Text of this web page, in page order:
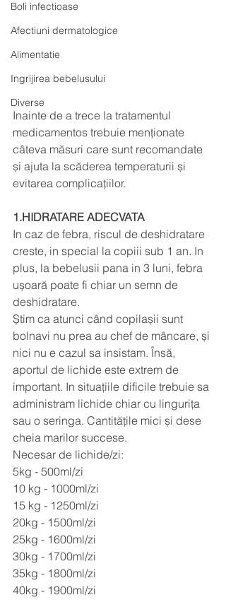
Boli infectioase
Afectiuni dermatologice
Alimentatie
Ingrijirea bebelusului
Diverse
Inainte de a trece la tratamentul
medicamentos trebuie menționate
câteva măsuri care sunt recomandate
și ajuta la scăderea temperaturii și
evitarea complicațiilor.
1.HIDRATARE ADECVATA
In caz de febra, riscul de deshidratare
creste, in special la copiii sub 1 an. In
plus, la bebelusii pana in 3 luni, febra
ușoară poate fi chiar un semn de
deshidratare.
Știm ca atunci când copilașii sunt
bolnavi nu prea au chef de mâncare, și
nici nu e cazul sa insistam. Însă,
aportul de lichide este extrem de
important. In situațiile dificile trebuie sa
administram lichide chiar cu lingurița
sau o seringa. Cantitățile mici și dese
cheia marilor succese.
Necesar de lichide/zi:
5kg - 500ml/zi
10 kg - 1000ml/zi
15 kg - 1250ml/zi
20kg - 1500ml/zi
25kg - 1600ml/zi
30kg - 1700ml/zi
35kg - 1800ml/zi
40kg - 1900ml/zi